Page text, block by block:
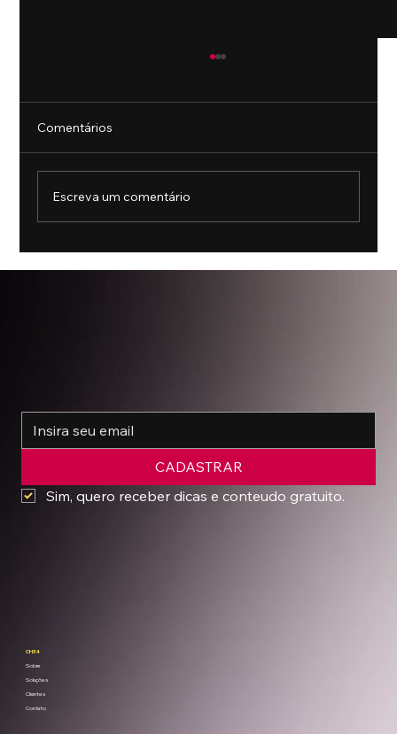
A Copa do Mundo e os produtos de luxo
Comentários
Escreva um comentário
CADASTRAR
Sim, quero receber dicas e conteudo gratuito.
CH34
Sobre
Soluções
Clientes
Contato